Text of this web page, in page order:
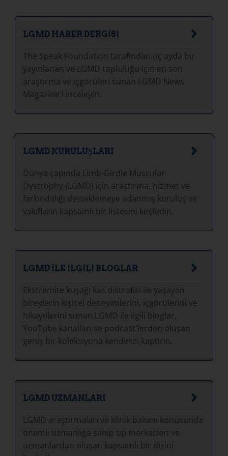
LGMD HABER DERGISI
The Speak Foundation tarafından üç ayda bir
yayınlanan ve LGMD topluluğu için en son
araştırma ve içgörüleri sunan LGMD News
Magazine'i inceleyin.
LGMD KURULUŞLARI
Dünya çapında Limb-Girdle Muscular
Dystrophy (LGMD) için araştırma, hizmet ve
farkındalığı desteklemeye adanmış kuruluş ve
vakıfların kapsamlı bir listesini keşfedin.
LGMD İLE İLGİLİ BLOGLAR
Ekstremite kuşağı kas distrofisi ile yaşayan
bireylerin kişisel deneyimlerini, içgörülerini ve
hikayelerini sunan LGMD ile ilgili bloglar,
YouTube kanalları ve podcast'lerden oluşan
geniş bir koleksiyona kendinizi kaptırın.
LGMD UZMANLARI
LGMD araştırmaları ve klinik bakımı konusunda
önemli uzmanlığa sahip tıp merkezleri ve
uzmanlardan oluşan kapsamlı bir dizini